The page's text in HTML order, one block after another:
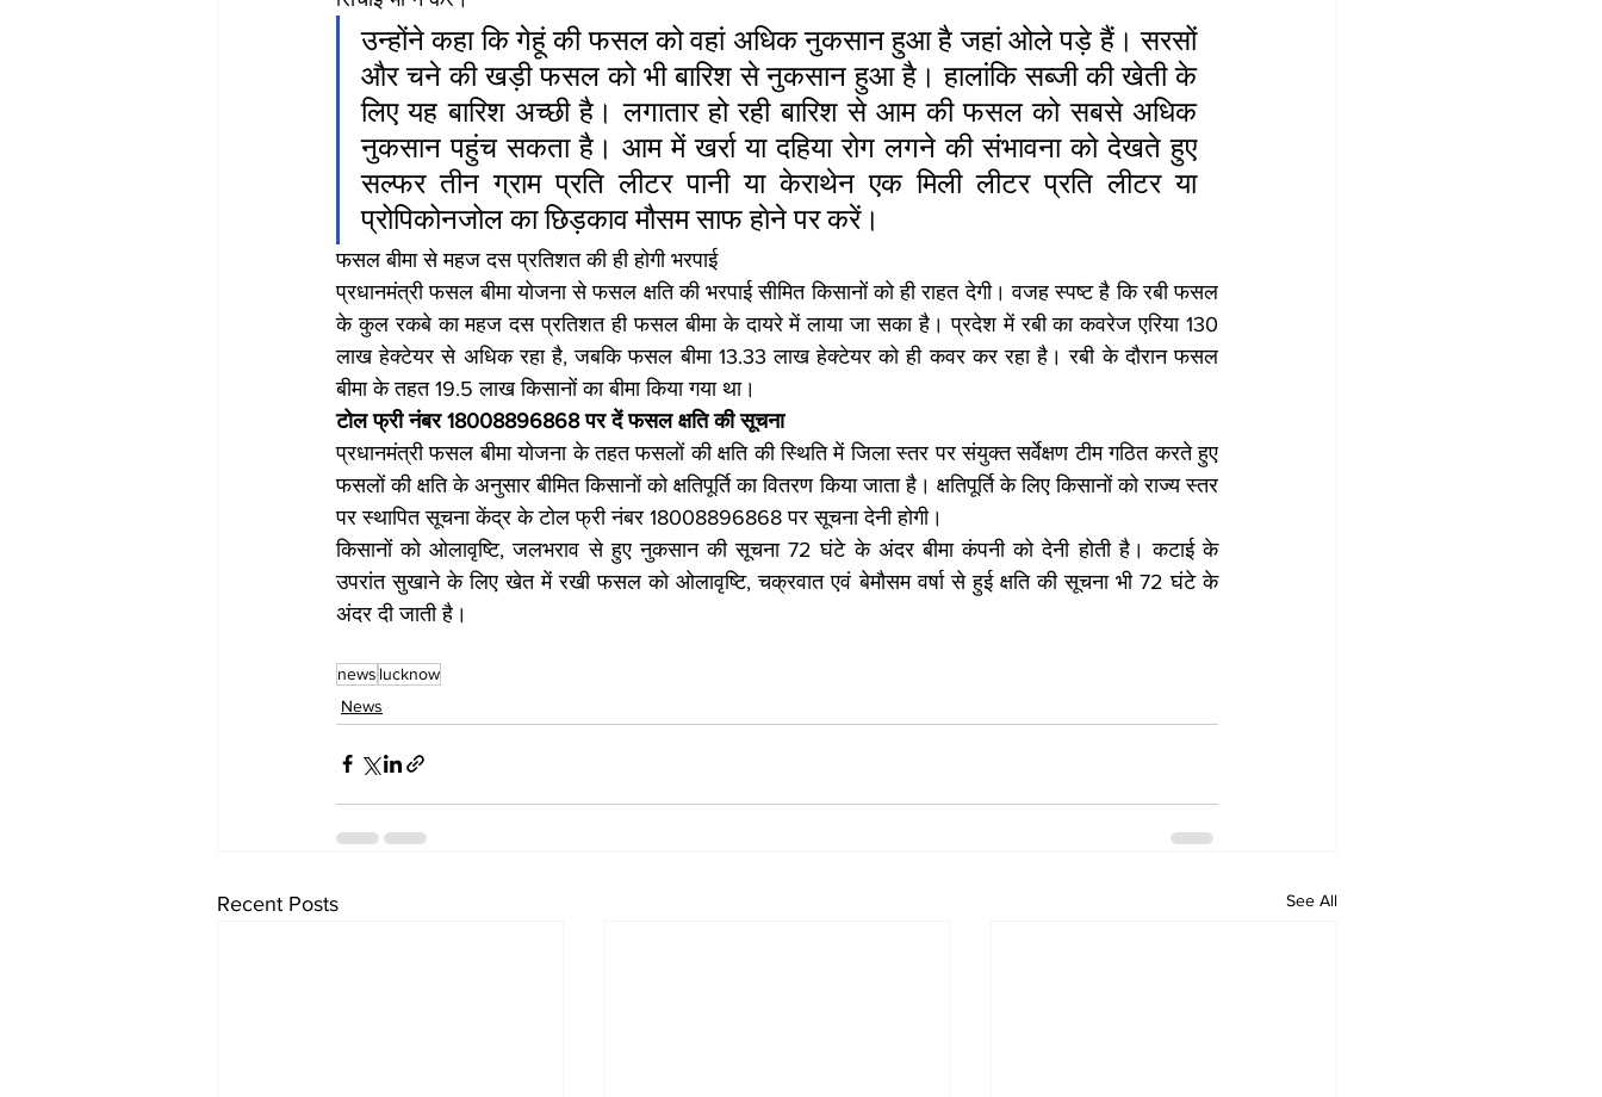
उन्होंने कहा कि गेहूं की फसल को वहां अधिक नुकसान हुआ है जहां ओले पड़े हैं। सरसों
और चने की खड़ी फसल को भी बारिश से नुकसान हुआ है। हालांकि सब्जी की खेती के
लिए यह बारिश अच्छी है। लगातार हो रही बारिश से आम की फसल को सबसे अधिक
नुकसान पहुंच सकता है। आम में खर्रा या दहिया रोग लगने की संभावना को देखते हुए
सल्फर तीन ग्राम प्रति लीटर पानी या केराथेन एक मिली लीटर प्रति लीटर या
प्रोपिकोनजोल का छिड़काव मौसम साफ हाेने पर करें।
फसल बीमा से महज दस प्रतिशत की ही होगी भरपाई
प्रधानमंत्री फसल बीमा योजना से फसल क्षति की भरपाई सीमित किसानों को ही राहत देगी। वजह स्पष्ट है कि रबी फसल
के कुल रकबे का महज दस प्रतिशत ही फसल बीमा के दायरे में लाया जा सका है। प्रदेश में रबी का कवरेज एरिया 130
लाख हेक्टेयर से अधिक रहा है, जबकि फसल बीमा 13.33 लाख हेक्टेयर को ही कवर कर रहा है। रबी के दौरान फसल
बीमा के तहत 19.5 लाख किसानों का बीमा किया गया था।
टोल फ्री नंबर 18008896868 पर दें फसल क्षति की सूचना
प्रधानमंत्री फसल बीमा योजना के तहत फसलों की क्षति की स्थिति में जिला स्तर पर संयुक्त सर्वेक्षण टीम गठित करते हुए
फसलों की क्षति के अनुसार बीमित किसानाें को क्षतिपूर्ति का वितरण किया जाता है। क्षतिपूर्ति के लिए किसानों को राज्य स्तर
पर स्थापित सूचना केंद्र के टोल फ्री नंबर 18008896868 पर सूचना देनी होगी।
किसानों को ओलावृष्टि, जलभराव से हुए नुकसान की सूचना 72 घंटे के अंदर बीमा कंपनी को देनी होती है। कटाई के
उपरांत सुखाने के लिए खेत में रखी फसल को ओलावृष्टि, चक्रवात एवं बेमौसम वर्षा से हुई क्षति की सूचना भी 72 घंटे के
अंदर दी जाती है।
news lucknow
News
Recent Posts See All